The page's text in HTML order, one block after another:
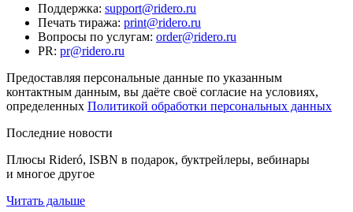
Поддержка: support@ridero.ru
Печать тиража: print@ridero.ru
Вопросы по услугам: order@ridero.ru
PR: pr@ridero.ru
Предоставляя персональные данные по указанным
контактным данным, вы даёте своё согласие на условиях,
определенных Политикой обработки персональных данных
Последние новости
Плюсы Rideró, ISBN в подарок, буктрейлеры, вебинары
и многое другое
Читать дальше